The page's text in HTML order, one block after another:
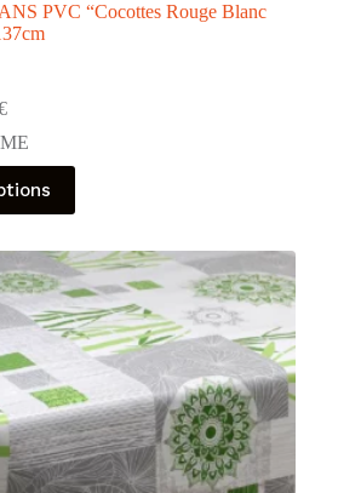
PVC “Cocottes Rouge Blanc